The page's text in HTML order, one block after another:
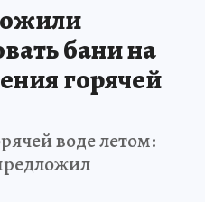
бани на
горячей
воде летом: